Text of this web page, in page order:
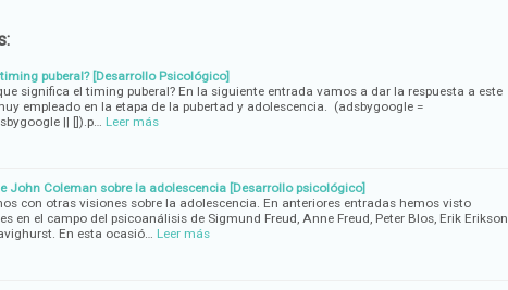
timing puberal? [Desarrollo Psicológico]
significa el timing puberal? En la siguiente entrada vamos a dar la respuesta a este
empleado en la etapa de la pubertad y adolescencia. (adsbygoogle =
|| []).p…
Leer más
John Coleman sobre la adolescencia [Desarrollo psicológico]
con otras visiones sobre la adolescencia. En anteriores entradas hemos visto
en el campo del psicoanálisis de Sigmund Freud, Anne Freud, Peter Blos, Erik Erikson
En esta ocasió…
Leer más